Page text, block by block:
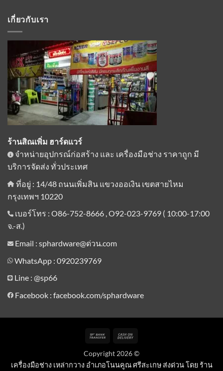
เกี่ยวกับเรา
ร้านสิณเพิ่ม ฮาร์ดแวร์
จำหน่ายอุปกรณ์ก่อสร้าง และ เครื่องมือช่าง ราคาถูก มี
บริการจัดส่ง ทั่วประเทศ
ที่อยู่ : 14/48 ถนนเพิ่มสิน แขวงออเงิน เขตสายไหม
กรุงเทพฯ 10220
เบอร์โทร : O86-752-8666 , O92-023-9769 ( 10:00-17:00
จ.-ส.)
Email : sphardware@ด่วน.com
WhatsApp : 0920239769
Line : @sp66
Facebook : facebook.com/sphardware
Bank
Delivery
Copyright 2026 ©
เครื่องมือช่าง เหล่ากวาง อำเภอโนนคูณ ศรีสะเกษ ส่งด่วน โดย ร้าน